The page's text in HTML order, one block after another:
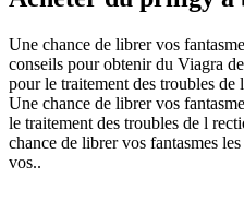
Une chance de librer vos
conseils pour obtenir du Viagra
pour le traitement des troubles de
Une chance de librer vos
le traitement des troubles de l
chance de librer vos fantasmes
vos..